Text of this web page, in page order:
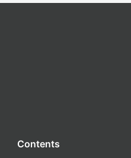
Contents